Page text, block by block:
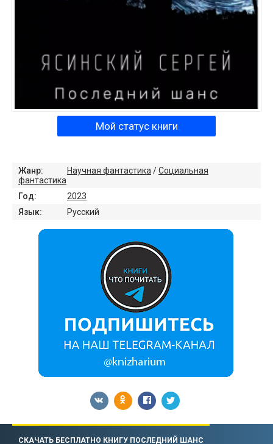
Мой статус книги
Жанр: Научная фантастика /Социальная
фантастика
Год:
2023
Язык:
Русский
СКАЧАТЬ БЕСПЛАТНО КНИГУ ПОСЛЕДНИЙ ШАНС